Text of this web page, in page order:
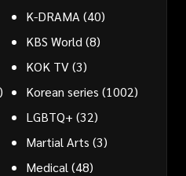
K-DRAMA (40)
KBS World (8)
KOK TV(3)
Korean series (1002)
LGBTQ+ (32)
Martial Arts (3)
Medical (48)